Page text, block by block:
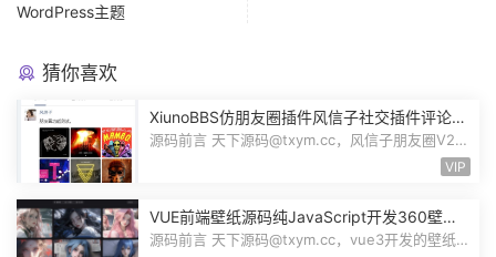
WordPress主题
猜你喜欢
XiunoBBS仿朋友圈插件风信子社交插件评论回
复点赞互动自适应源码修罗论坛fxz_friends
源码前言 天下源码@txym.cc，风信子朋友圈V2.0
VIP
VUE前端壁纸源码纯JavaScript开发360壁纸
接口wallpaper模板无后台源码奇风壁纸
源码前言 天下源码@txym.cc，vue3开发的壁纸网